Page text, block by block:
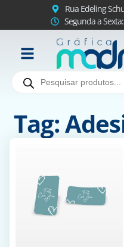
Rua Edeling
Segunda a
Tag: